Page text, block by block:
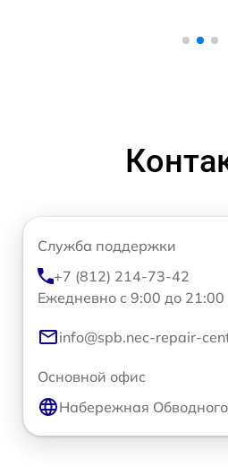
Служба поддержки
+7 (812) 214-73-42
Ежедневно с 9:00 до 21:00
info@spb.nec-repair-
Основной офис
Набережная